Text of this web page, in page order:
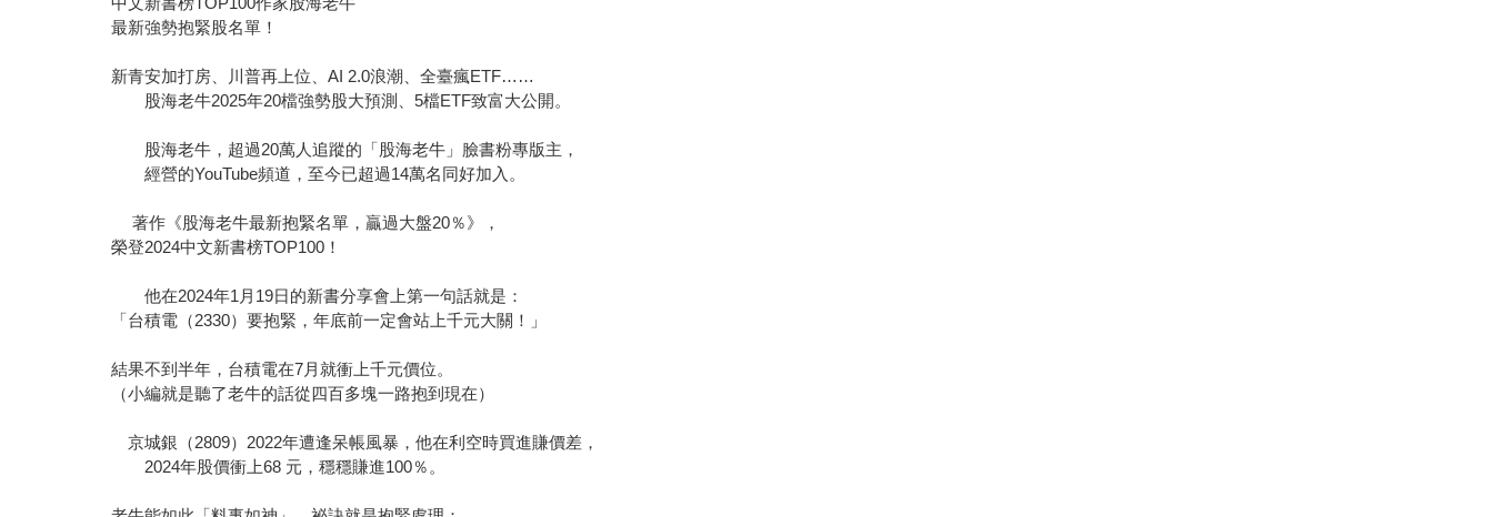
最新強勢抱緊股名單！
新青安加打房、川普再上位、AI 2.0浪潮、全臺瘋ETF……
股海老牛2025年20檔強勢股大預測、5檔ETF致富大公開。
股海老牛，超過20萬人追蹤的「股海老牛」臉書粉專版主，
經營的YouTube頻道，至今已超過14萬名同好加入。
著作《股海老牛最新抱緊名單，贏過大盤20％》，
榮登2024中文新書榜TOP100！
他在2024年1月19日的新書分享會上第一句話就是：
「台積電（2330）要抱緊，年底前一定會站上千元大關！」
結果不到半年，台積電在7月就衝上千元價位。
（小編就是聽了老牛的話從四百多塊一路抱到現在）
京城銀（2809）2022年遭逢呆帳風暴，他在利空時買進賺價差，
2024年股價衝上68 元，穩穩賺進100％。